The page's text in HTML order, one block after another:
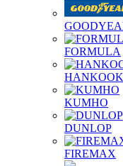
FORMULA
HANKOOK
KUMHO
DUNLOP
FIREMAX